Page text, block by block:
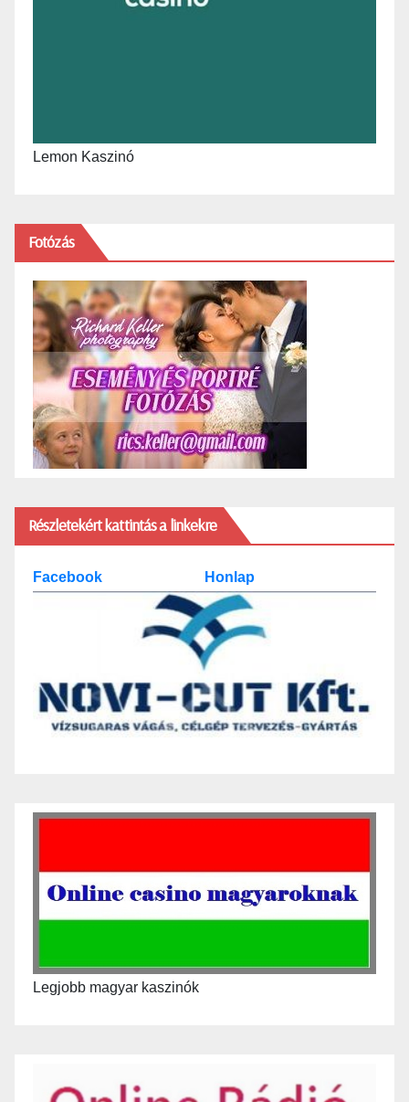
Lemon Kaszinó
Fotózás
Részletekért kattintás a linkekre
Facebook Honlap
Legjobb magyar kaszinók